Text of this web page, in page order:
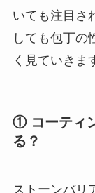
いても注目さ
しても包丁の
く見ていきま
① コーティ
る？
ストーンバリ